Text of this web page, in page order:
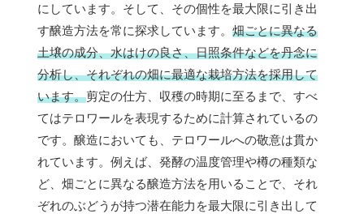
にしています。そして、その個性を最大限に引き出
す醸造方法を常に探求しています。 畑ごとに異なる
土壌の成分、水はけの良さ、日照条件などを丹念に
分析し、それぞれの畑に最適な栽培方法を採用して
います。剪定の仕方、収穫の時期に至るまで、すべ
てはテロワールを表現するために計算されているの
です。醸造においても、テロワールへの敬意は貫か
れています。例えば、発酵の温度管理や樽の種類な
ど、畑ごとに異なる醸造方法を用いることで、それ
ぞれのぶどうが持つ潜在能力を最大限に引き出して